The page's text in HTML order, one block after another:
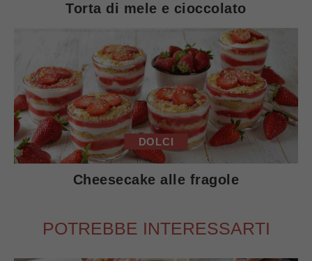
Torta di mele e cioccolato
DOLCI
Cheesecake alle fragole
POTREBBE INTERESSARTI